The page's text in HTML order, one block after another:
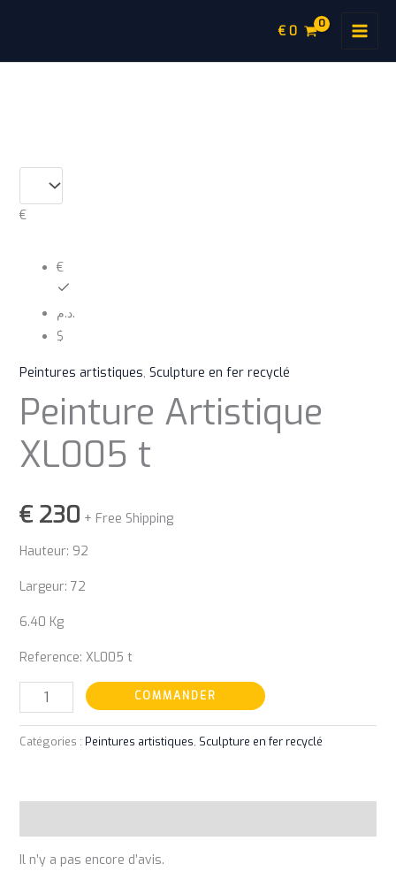
€0
€
€
د.م.
$
Peintures artistiques, Sculpture en fer recyclé
Peinture Artistique
XL005 t
€230 + Free Shipping
Hauteur: 92
Largeur: 72
6.40 Kg
Reference: XL005 t
XL005
COMMANDER
Catégories : Peintures artistiques, Sculpture en fer recyclé
Il n’y a pas encore d’avis.